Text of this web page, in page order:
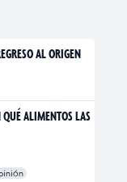
AL ORIGEN
ALIMENTOS LAS